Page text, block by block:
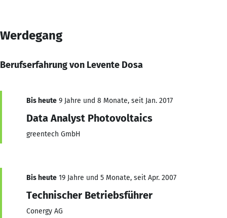
Werdegang
Berufserfahrung von Levente Dosa
Bis heute 9 Jahre und 8 Monate, seit Jan. 2017
Data Analyst Photovoltaics
greentech GmbH
Bis heute 19 Jahre und 5 Monate, seit Apr. 2007
Technischer Betriebsführer
Conergy AG